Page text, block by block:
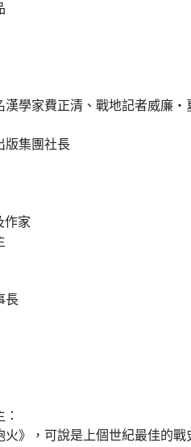
家費正清、戰地記者威廉‧
集團社長
作家
長
，可說是上個世紀最佳的戰